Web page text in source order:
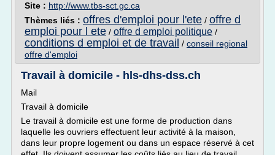
Site : http://www.tbs-sct.gc.ca
Thèmes liés : offres d'emploi pour l'ete / offre d
emploi pour l ete / offre d emploi politique /
conditions d emploi et de travail / conseil regional
offre d'emploi
Travail à domicile - hls-dhs-dss.ch
Mail
Travail à domicile
Le travail à domicile est une forme de production dans
laquelle les ouvriers effectuent leur activité à la maison,
dans leur propre logement ou dans un espace réservé à cet